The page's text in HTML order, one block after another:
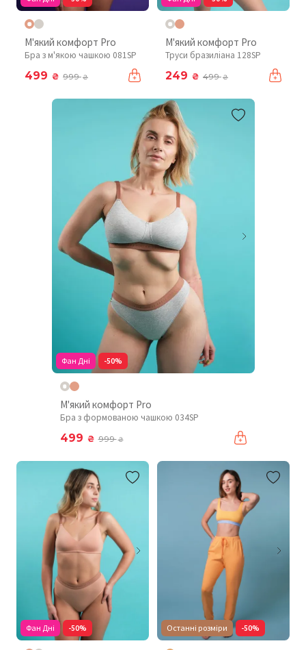
М'який комфорт Pro
Бра з м'якою чашкою 081SP
499 ₴ 999₴
М'який комфорт Pro
Труси бразиліана 128SP
249 ₴ 499₴
Фан Дні -50%
М'який комфорт Pro
Бра з формованою чашкою 034SP
499 ₴ 999₴
Фан Дні -50% Останні розміри -50%